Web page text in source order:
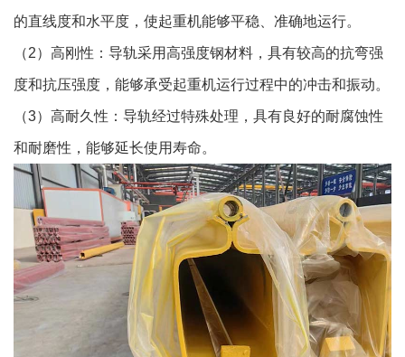
的直线度和水平度，使起重机能够平稳、准确地运行。
（2）高刚性：导轨采用高强度钢材料，具有较高的抗弯强
度和抗压强度，能够承受起重机运行过程中的冲击和振动。
（3）高耐久性：导轨经过特殊处理，具有良好的耐腐蚀性
和耐磨性，能够延长使用寿命。